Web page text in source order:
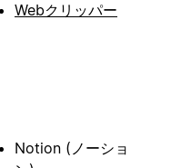
Webクリッパー
Notion (ノーショ